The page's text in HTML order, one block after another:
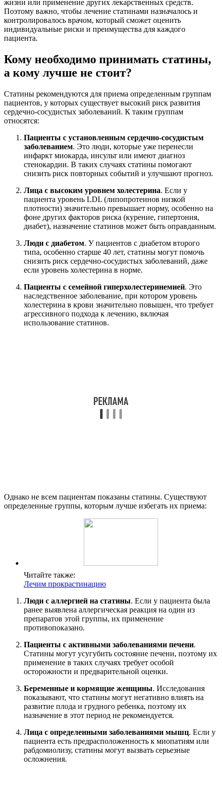
жизни или применение других лекарственных средств.
Поэтому важно, чтобы лечение статинами назначалось и
контролировалось врачом, который сможет оценить
индивидуальные риски и преимущества для каждого
пациента.
Кому необходимо принимать статины,
а кому лучше не стоит?
Статины рекомендуются для приема определенным группам
пациентов, у которых существует высокий риск развития
сердечно-сосудистых заболеваний. К таким группам
относятся:
Пациенты с установленным сердечно-сосудистым
заболеванием. Это люди, которые уже перенесли
инфаркт миокарда, инсульт или имеют диагноз
стенокардии. В таких случаях статины помогают
снизить риск повторных событий и улучшают прогноз.
Лица с высоким уровнем холестерина. Если у
пациента уровень LDL (липопротеинов низкой
плотности) значительно превышает норму, особенно на
фоне других факторов риска (курение, гипертония,
диабет), назначение статинов может быть оправданным.
Люди с диабетом. У пациентов с диабетом второго
типа, особенно старше 40 лет, статины могут помочь
снизить риск сердечно-сосудистых заболеваний, даже
если уровень холестерина в норме.
Пациенты с семейной гиперхолестеринемией. Это
наследственное заболевание, при котором уровень
холестерина в крови значительно повышен, что требует
агрессивного подхода к лечению, включая
использование статинов.
Однако не всем пациентам показаны статины. Существуют
определенные группы, которым лучше избегать их приема:
Читайте также:
Лечим прокрастинацию
Люди с аллергией на статины. Если у пациента была
ранее выявлена аллергическая реакция на один из
препаратов этой группы, их применение
противопоказано.
Пациенты с активными заболеваниями печени.
Статины могут усугубить состояние печени, поэтому их
применение в таких случаях требует особой
осторожности и предварительной оценки.
Беременные и кормящие женщины. Исследования
показывают, что статины могут негативно влиять на
развитие плода и грудного ребенка, поэтому их
назначение в этот период не рекомендуется.
Лица с определенными заболеваниями мышц. Если у
пациента есть предрасположенность к миопатиям или
рабдомиолизу, статины могут вызвать серьезные
осложнения.